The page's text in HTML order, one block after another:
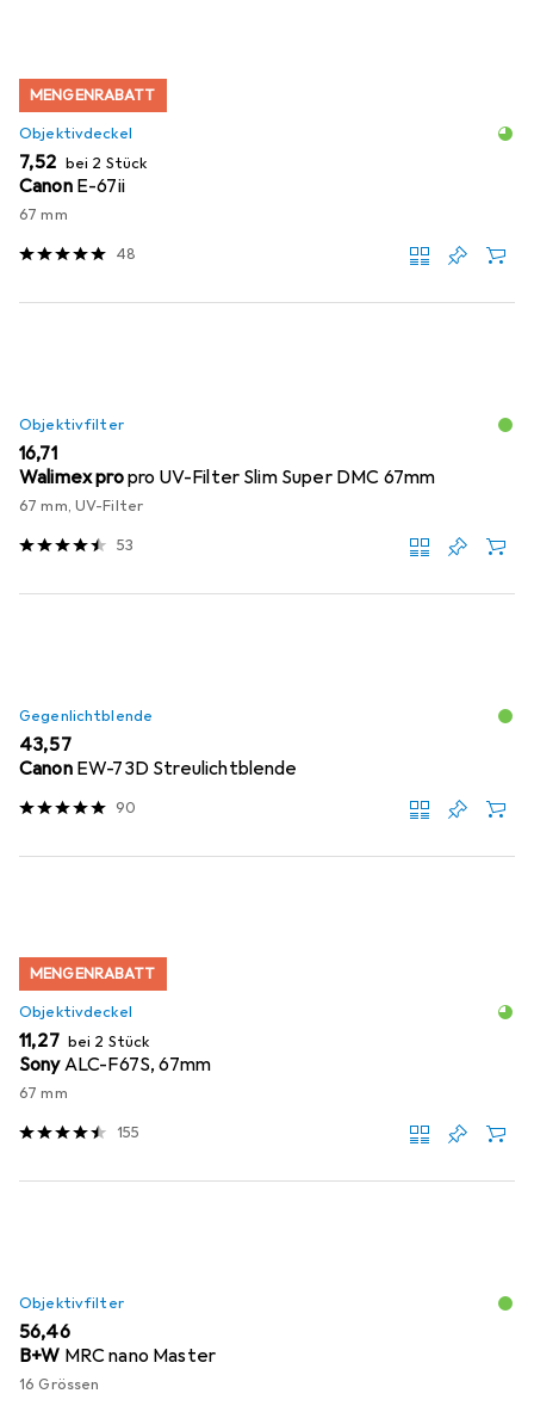
MENGENRABATT
Objektivdeckel
EUR
7,52 bei 2 Stück
Canon E-67ii
67 mm
48
Objektivfilter
EUR
16,71
Walimex propro UV-Filter Slim Super DMC 67mm
67 mm, UV-Filter
53
Gegenlichtblende
EUR
43,57
Canon EW-73D Streulichtblende
90
MENGENRABATT
Objektivdeckel
EUR
11,27 bei 2 Stück
SonyALC-F67S, 67mm
67 mm
155
Objektivfilter
EUR
56,46
B+W MRC nano Master
16 Grössen